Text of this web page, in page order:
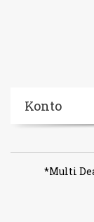
Konto
*Multi